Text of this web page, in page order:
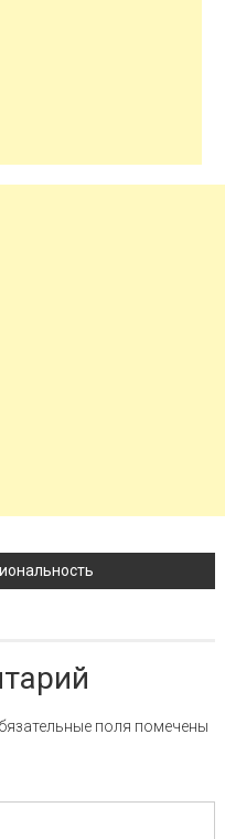
поля помечены